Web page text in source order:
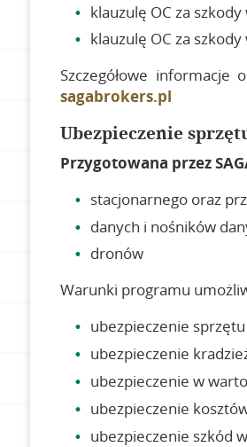
klauzulę OC za
klauzulę OC za
Szczegółowe
sagabrokers.pl
Ubezpieczenie
Przygotowana przez
stacjonarnego oraz
danych i nośników
dronów
Warunki programu
ubezpieczenie
ubezpieczenie
ubezpieczenie w
ubezpieczenie
ubezpieczenie szkód